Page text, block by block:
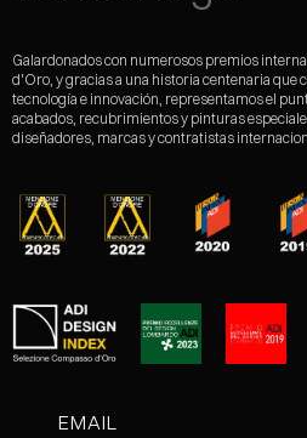
Galardonados con numerosos premios
d'Oro, y gracias a una historia centenaria que
tecnología e innovación, representamos el
acabados, recubrimientos y pinturas
diseñadores, marcas y contratistas